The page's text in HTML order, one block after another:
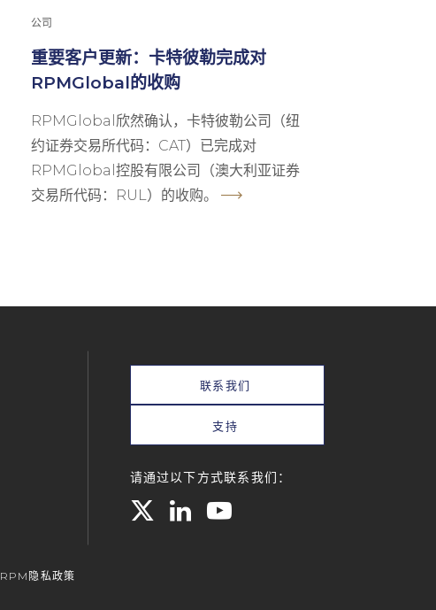
公司
重要客户更新：卡特彼勒完成对
RPMGlobal的收购
RPMGlobal欣然确认，卡特彼勒公司（纽
约证券交易所代码：CAT）已完成对
RPMGlobal控股有限公司（澳大利亚证券
交易所代码：RUL）的收购。
联系我们
支持
请通过以下方式联系我们：
RPM隐私政策